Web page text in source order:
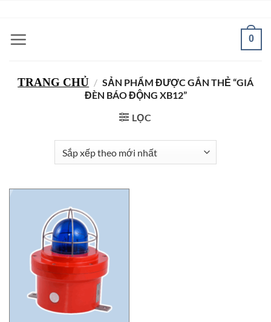
nội
0
TRANG CHỦ / SẢN PHẨM ĐƯỢC GẮN THẺ “GIÁ
ĐÈN BÁO ĐỘNG XB12”
LỌC